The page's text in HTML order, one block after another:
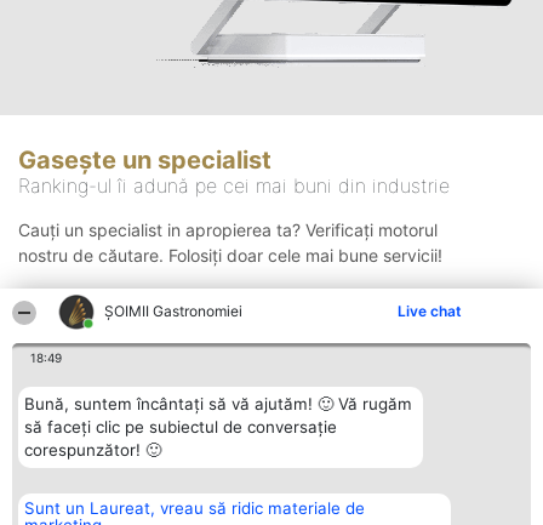
ȘOIMII Gastronomiei Live chat
18:49
Bună, suntem încântați să vă ajutăm! 🙂 Vă rugăm
să faceți clic pe subiectul de conversație
corespunzător! 🙂
Sunt un Laureat, vreau să ridic materiale de
Gasește un specialist
Ranking-ul îi adună pe cei mai buni din industrie
Cauți un specialist in apropierea ta? Verificați motorul
nostru de căutare. Folosiți doar cele mai bune servicii!
Organizator Ranking Plebiscyt Contact